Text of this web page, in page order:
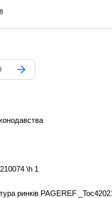
\h 1
ринків PAGEREF